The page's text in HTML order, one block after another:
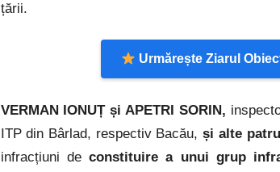
țării.
Urmărește Ziarul
VERMAN IONUȚ și APETRI SORIN,
ITP din Bârlad, respectiv Bacău, și alte
infracțiuni de constituire a unui grup